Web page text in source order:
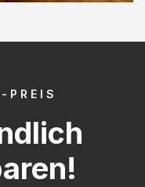
PREIS